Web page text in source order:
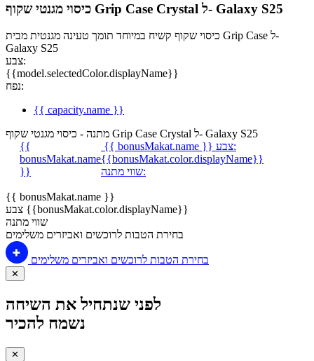
כיסוי מגנטי שקוף Grip Case Crystal ל- Galaxy S25
כיסוי שקוף קשיח במיוחד תומך טעינה מגנטית מבית Grip Case ל-
Galaxy S25
צבע:
{{model.selectedColor.displayName}}
נפח:
{{ capacity.name }}
מתנה - כיסוי מגנטי שקוף Grip Case Crystal ל- Galaxy S25
{{
bonusMakat.name
}}
{{ bonusMakat.name }}
צבע:
{{bonusMakat.color.displayName}}
שווי מתנה:
{{ bonusMakat.name }}
צבע {{bonusMakat.color.displayName}}
שווי מתנה
בחירת הטבות לרוכשים ואביזרים משלימים
בחירת הטבות לרוכשים ואביזרים משלימים
✕
לפני שנתחיל את השיחה
נשמח להכיר
✕